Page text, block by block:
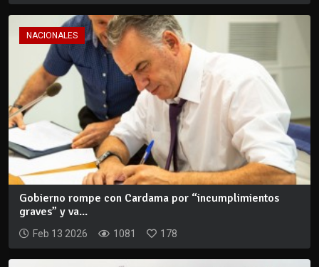
NACIONALES
Gobierno rompe con Cardama por “incumplimientos
graves” y va...
Feb 13 2026 1081 178